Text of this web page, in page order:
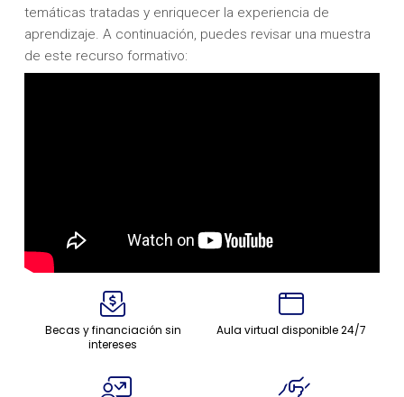
temáticas tratadas y enriquecer la experiencia de
aprendizaje. A continuación, puedes revisar una muestra
de este recurso formativo:
Becas y financiación sin
intereses
Aula virtual disponible 24/7